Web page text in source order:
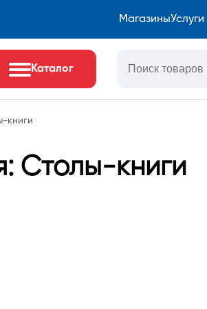
МагазиныУслуги
Каталог
книги
Столы-книги